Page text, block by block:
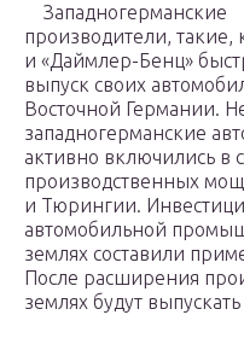
Западногерманские
производители, такие,
и «Даймлер-Бенц»
выпуск своих
Восточной Германии.
западногерманские
активно включились в
производственных
и Тюрингии.
автомобильной
землях составили
После расширения
землях будут